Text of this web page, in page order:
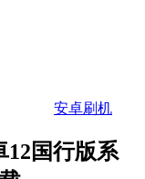
安卓刷机
12国行版系